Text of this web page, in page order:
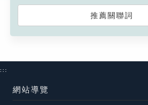
推薦關聯詞
:::
網站導覽